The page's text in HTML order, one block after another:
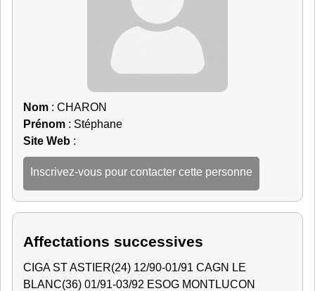
Nom : CHARON
Prénom : Stéphane
Site Web :
Inscrivez-vous pour contacter cette personne
Affectations successives
CIGA ST ASTIER(24) 12/90-01/91 CAGN LE
BLANC(36) 01/91-03/92 ESOG MONTLUCON